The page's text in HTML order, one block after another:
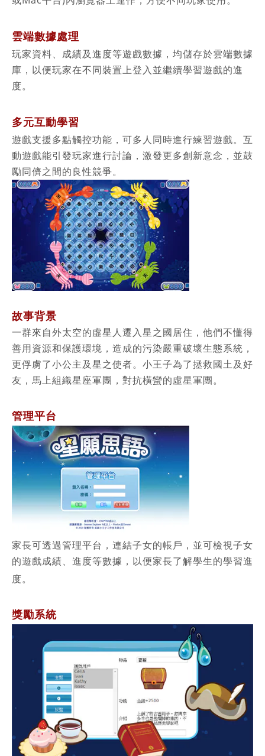
雲端數據處理
玩家資料、成績及進度等遊戲數據，均儲存於雲端數據
庫，以便玩家在不同裝置上登入並繼續學習遊戲的進
度。
多元互動學習
遊戲支援多點觸控功能，可多人同時進行練習遊戲。互
動遊戲能引發玩家進行討論，激發更多創新意念，並鼓
勵同儕之間的良性競爭。
故事背景
一群來自外太空的虛星人遷入星之國居住，他們不懂得
善用資源和保護環境，造成的污染嚴重破壞生態系統，
更俘虜了小公主及星之使者。小王子為了拯救國土及好
友，馬上組織星座軍團，對抗橫蠻的虛星軍團。
管理平台
家長可透過管理平台，連結子女的帳戶，並可檢視子女
的遊戲成績、進度等數據，以便家長了解學生的學習進
度。
獎勵系統